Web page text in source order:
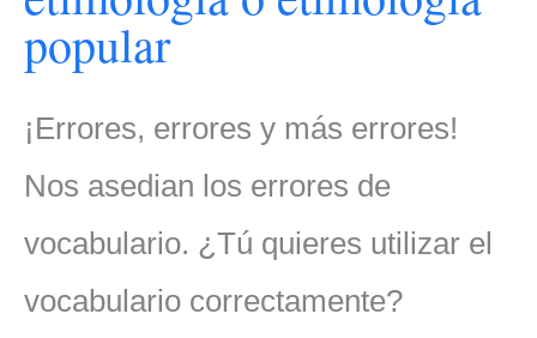
popular
¡Errores, errores y más errores!
Nos asedian los errores de
vocabulario. ¿Tú quieres utilizar el
vocabulario correctamente?